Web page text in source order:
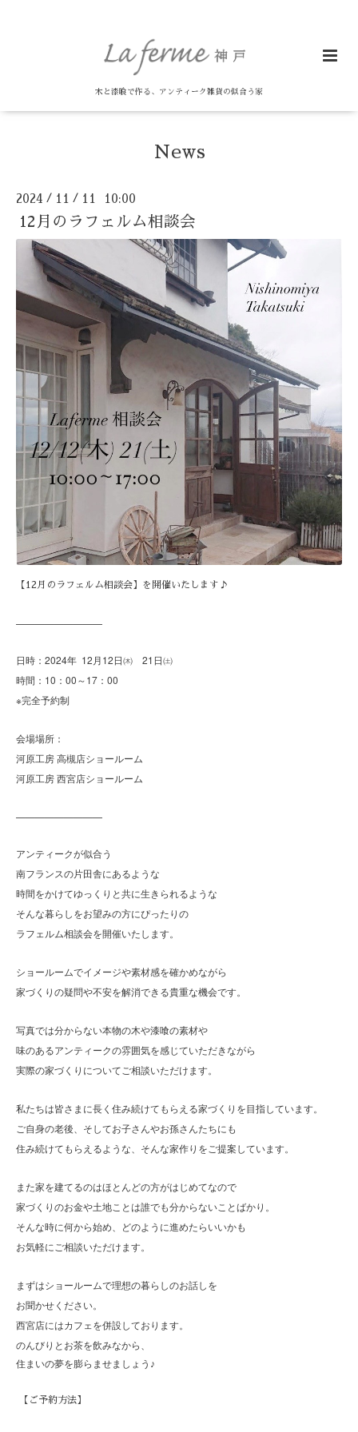
木と漆喰で作る、アンティーク雑貨の似合う家
News
2024 / 11 / 11 10:00
12月のラフェルム相談会
【12月のラフェルム相談会】を開催いたします♪
—————————
日時：2024年 12月12日㈭ 21日㈯
時間：10：00～17：00
※完全予約制
会場場所：
河原工房 高槻店ショールーム
河原工房 西宮店ショールーム
—————————
アンティークが似合う
南フランスの片田舎にあるような
時間をかけてゆっくりと共に生きられるような
そんな暮らしをお望みの方にぴったりの
ラフェルム相談会を開催いたします。
ショールームでイメージや素材感を確かめながら
家づくりの疑問や不安を解消できる貴重な機会です。
写真では分からない本物の木や漆喰の素材や
味のあるアンティークの雰囲気を感じていただきながら
実際の家づくりについてご相談いただけます。
私たちは皆さまに長く住み続けてもらえる家づくりを目指しています。
ご自身の老後、そしてお子さんやお孫さんたちにも
住み続けてもらえるような、そんな家作りをご提案しています。
また家を建てるのはほとんどの方がはじめてなので
家づくりのお金や土地ことは誰でも分からないことばかり。
そんな時に何から始め、どのように進めたらいいかも
お気軽にご相談いただけます。
まずはショールームで理想の暮らしのお話しを
お聞かせください。
西宮店にはカフェを併設しております。
のんびりとお茶を飲みなから、
住まいの夢を膨らませましょう♪
【ご予約方法】